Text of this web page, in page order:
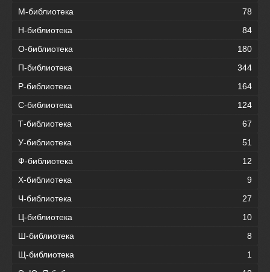
М-библиотека
78
Н-библиотека
84
О-библиотека
180
П-библиотека
344
Р-библиотека
164
С-библиотека
124
Т-библиотека
67
У-библиотека
51
Ф-библиотека
12
Х-библиотека
9
Ч-библиотека
27
Ц-библиотека
10
Ш-библиотека
8
Щ-библиотека
1